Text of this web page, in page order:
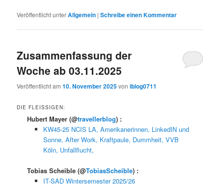
Veröffentlicht unterAllgemein |Schreibe einen Kommentar
Zusammenfassung der
Woche ab 03.11.2025
Veröffentlicht am10. November 2025voniblog0711
DIE FLEISSIGEN:
Hubert Mayer(@travellerblog) :
KW45-25 NCIS LA, Amerikanerinnen, LinkedIN und
Sonne, After Work, Kraftpaule, Dummheit, VVB
Köln, Unfallflucht,
Tobias Scheible(@TobiasScheible) :
IT-SAD Wintersemester 2025/26